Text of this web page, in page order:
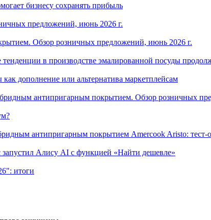
бизнесу сохранять прибыль
предложений, июнь 2026 г.
Обзор розничных предложений, июнь 2026 г.
в производстве эмалированной посуды
дополнение или альтернатива маркетплейсам
антипригарным покрытием. Обзор розничных
антипригарным покрытием Amercook Aristo: тест-
Алису AI с функцией «Найти дешевле»
итоги